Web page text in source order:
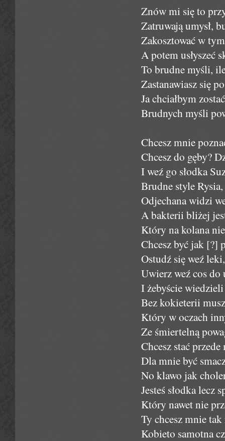
Znów mi się to
Zatruwają umysł,
Zakosztować w
A potem usłyszeć
To brudne myśli,
Zastanawiasz się
Ja chciałbym
Brudnych myśli
Chcesz mnie
Chcesz do gęby?
I weź go słodka
Brudne style
Odjechana widzi
A bakterii bliżej
Który na kolana
Chcesz być jak [?]
Ostudź się weź
Uwierz weź cos
I żebyście
Bez kokieterii
Który w oczach
Ze śmiertelną
Chcesz stać
Dla mnie być
No klawo jak
Jesteś słodka lecz
Który nawet nie
Ty chcesz mnie
Kobieto samotna